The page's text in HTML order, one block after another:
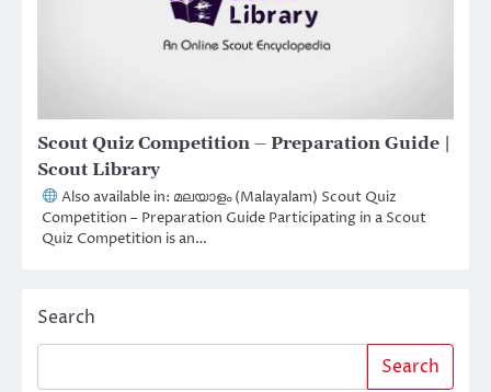
Scout Quiz Competition – Preparation Guide |
Scout Library
Also available in: മലയാളം (Malayalam) Scout Quiz
Competition – Preparation Guide Participating in a Scout
Quiz Competition is an…
Search
Search